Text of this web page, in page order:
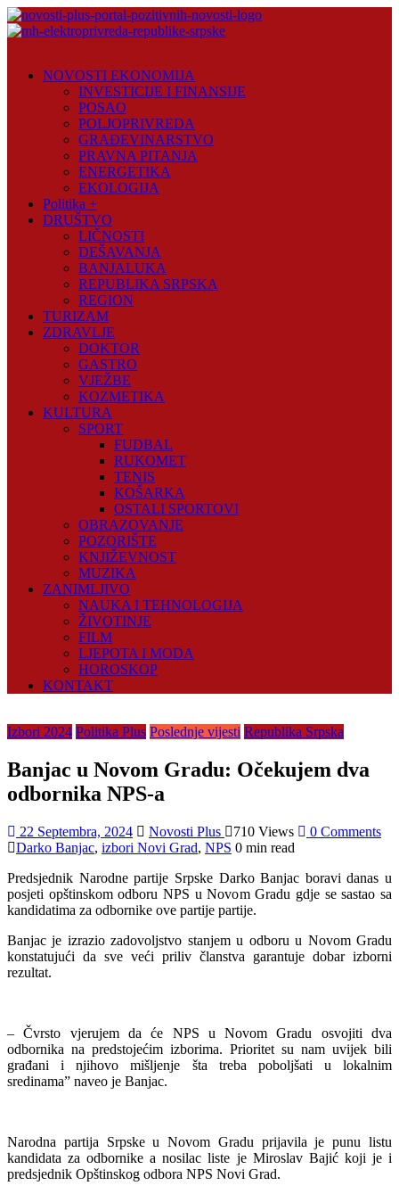
Skip
to
NOVOSTI EKONOMIJA
INVESTICIJE I FINANSIJE
POSAO
POLJOPRIVREDA
GRAĐEVINARSTVO
PRAVNA PITANJA
ENERGETIKA
EKOLOGIJA
Politika +
DRUŠTVO
LIČNOSTI
DEŠAVANJA
BANJALUKA
REPUBLIKA SRPSKA
REGION
TURIZAM
ZDRAVLJE
DOKTOR
GASTRO
VJEŽBE
KOZMETIKA
KULTURA
SPORT
FUDBAL
RUKOMET
TENIS
KOŠARKA
OSTALI SPORTOVI
OBRAZOVANJE
POZORIŠTE
KNJIŽEVNOST
MUZIKA
ZANIMLJIVO
NAUKA I TEHNOLOGIJA
ŽIVOTINJE
FILM
LJEPOTA I MODA
HOROSKOP
KONTAKT
Izbori 2024 Politika Plus Poslednje vijesti Republika Srpska
Banjac u Novom Gradu: Očekujem dva
odbornika NPS-a
22 Septembra, 2024 Novosti Plus 710 Views
0 Comments
Darko Banjac, izbori Novi Grad, NPS 0 min read
Predsjednik Narodne partije Srpske Darko Banjac boravi danas u
posjeti opštinskom odboru NPS u Novom Gradu gdje se sastao sa
kandidatima za odbornike ove partije partije.
Banjac je izrazio zadovoljstvo stanjem u odboru u Novom Gradu
konstatujući da sve veći priliv članstva garantuje dobar izborni
rezultat.
– Čvrsto vjerujem da će NPS u Novom Gradu osvojiti dva
odbornika na predstojećim izborima. Prioritet su nam uvijek bili
građani i njihovo mišljenje šta treba poboljšati u lokalnim
sredinama” naveo je Banjac.
Narodna partija Srpske u Novom Gradu prijavila je punu listu
kandidata za odbornike a nosilac liste je Miroslav Bajić koji je i
predsjednik Opštinskog odbora NPS Novi Grad.